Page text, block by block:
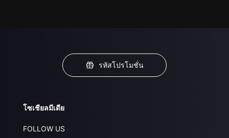
รหัสโปรโมชั่น
โซเชียลมีเดีย
FOLLOW US